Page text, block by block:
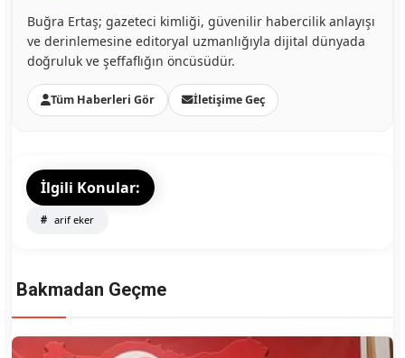
Buğra Ertaş; gazeteci kimliği, güvenilir habercilik anlayışı
ve derinlemesine editoryal uzmanlığıyla dijital dünyada
doğruluk ve şeffaflığın öncüsüdür.
Tüm Haberleri Gör İletişime Geç
İlgili Konular:
arif eker
Bakmadan Geçme